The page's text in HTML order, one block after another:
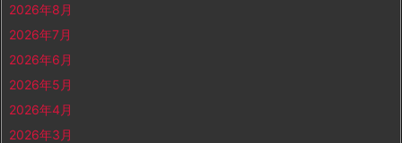
2026年8月
2026年7月
2026年6月
2026年5月
2026年4月
2026年3月